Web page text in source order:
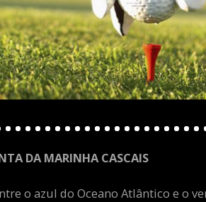
DA MARINHA CASCAIS
o azul do Oceano Atlântico e o